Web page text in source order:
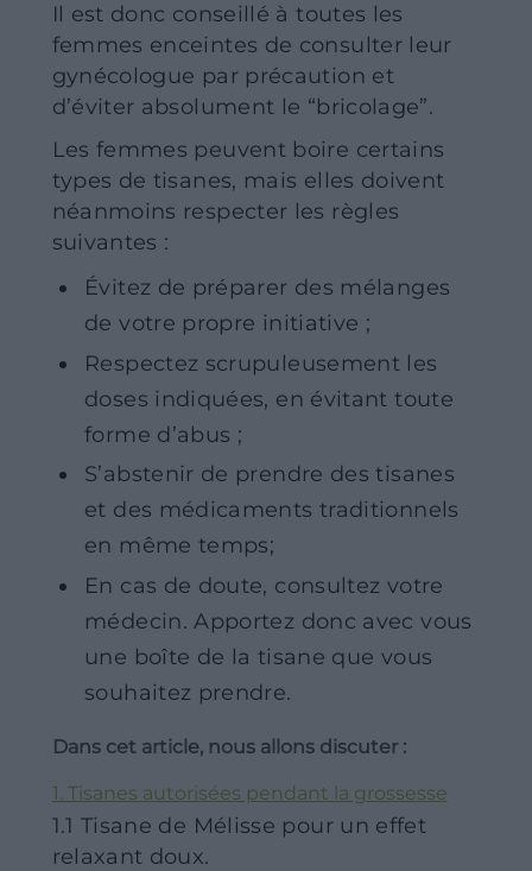
Il est donc conseillé à toutes les
femmes enceintes de consulter leur
gynécologue par précaution et
d’éviter absolument le “bricolage”.
Les femmes peuvent boire certains
types de tisanes, mais elles doivent
néanmoins respecter les règles
suivantes :
Évitez de préparer des mélanges
de votre propre initiative ;
Respectez scrupuleusement les
doses indiquées, en évitant toute
forme d’abus ;
S’abstenir de prendre des tisanes
et des médicaments traditionnels
en même temps;
En cas de doute, consultez votre
médecin. Apportez donc avec vous
une boîte de la tisane que vous
souhaitez prendre.
Dans cet article, nous allons discuter :
1. Tisanes autorisées pendant la grossesse
1.1 Tisane de Mélisse pour un effet
relaxant doux.